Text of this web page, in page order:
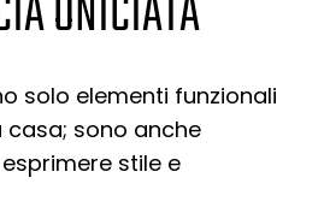
solo elementi funzionali
casa; sono anche
stile e